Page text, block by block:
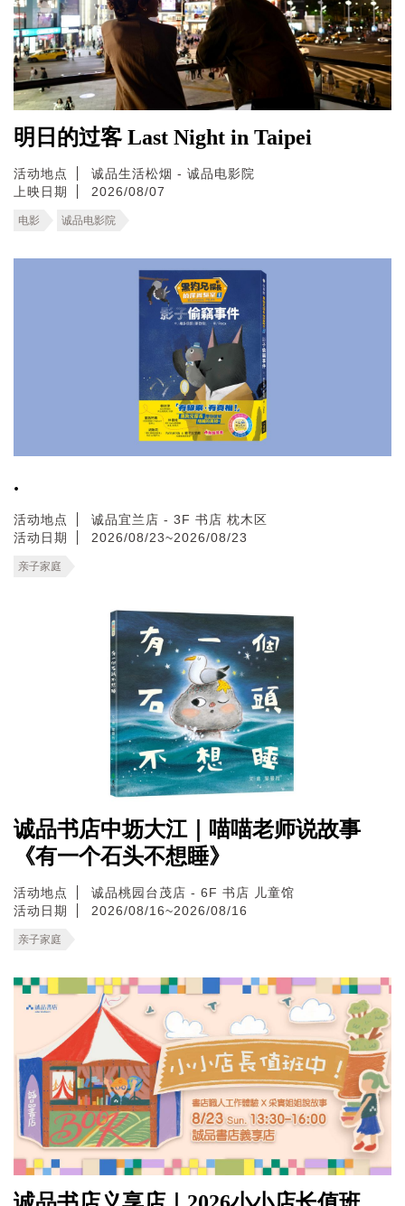
明日的过客 Last Night in Taipei
活动地点
诚品生活松烟 - 诚品电影院
上映日期
2026/08/07
电影 诚品电影院
.
活动地点
诚品宜兰店 - 3F 书店 枕木区
活动日期
2026/08/23~2026/08/23
亲子家庭
诚品书店中坜大江｜喵喵老师说故事
《有一个石头不想睡》
活动地点
诚品桃园台茂店 - 6F 书店 儿童馆
活动日期
2026/08/16~2026/08/16
亲子家庭